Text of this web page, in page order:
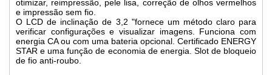
otimizar, reimpressão, pele lisa, correção de olhos vermelhos
e impressão sem fio.
O LCD de inclinação de 3,2 "fornece um método claro para
verificar configurações e visualizar imagens. Funciona com
energia CA ou com uma bateria opcional. Certificado ENERGY
STAR e uma função de economia de energia. Slot de bloqueio
de fio anti-roubo.